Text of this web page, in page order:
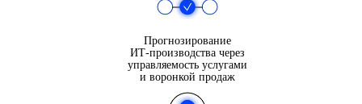
Прогнозирование
ИТ-производства через
управляемость услугами
и воронкой продаж